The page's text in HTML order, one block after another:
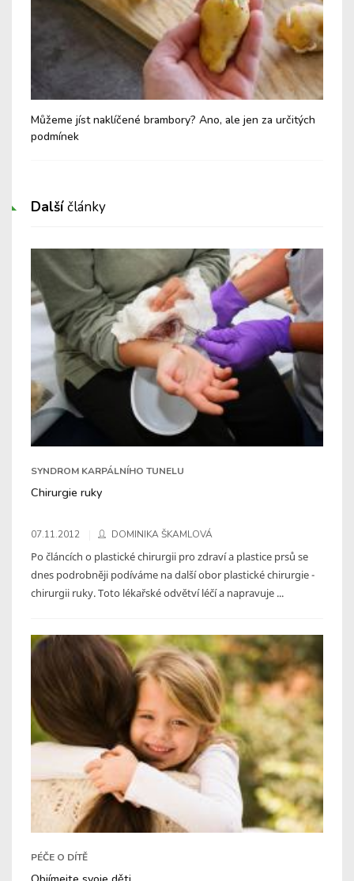
Můžeme jíst naklíčené brambory? Ano, ale jen za určitých
podmínek
Dalšíčlánky
SYNDROM KARPÁLNÍHO TUNELU
Chirurgie ruky
07.11.2012 DOMINIKA ŠKAMLOVÁ
Po článcích o plastické chirurgii pro zdraví a plastice prsů se
dnes podrobněji podíváme na další obor plastické chirurgie -
chirurgii ruky. Toto lékařské odvětví léčí a napravuje ...
PÉČE O DÍTĚ